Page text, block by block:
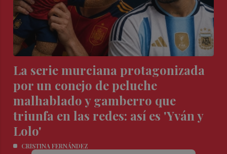
La serie murciana protagonizada
por un conejo de peluche
malhablado y gamberro que
triunfa en las redes: así es 'Yván y
Lolo'
CRISTINA FERNÁNDEZ